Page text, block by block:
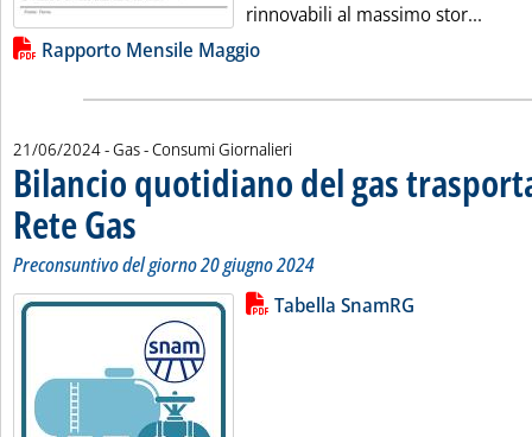
rinnovabili al massimo stor...
Lista allegati PDF alla notizia
Rapporto Mensile Maggio
21/06/2024- Gas - Consumi Giornalieri
Bilancio quotidiano del gas
Rete Gas . Sottotitolo: Preconsuntivo del giorno 20 giugno 2024
. Pubblicata venerdì 21 giugno 2024 alle 10.58.
Preconsuntivo del giorno 20 giugno 2024
Leggi tutta la notizia: 'Bilancio
Lista allegati PDF alla notiziaTabella SnamRG